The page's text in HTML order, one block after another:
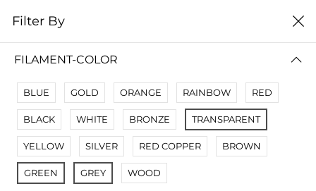
0
Filter By
FILAMENT-COLOR
BLUE GOLD ORANGE RAINBOW RED
BLACK WHITE BRONZE TRANSPARENT
YELLOW SILVER RED COPPER BROWN
GREEN GREY WOOD